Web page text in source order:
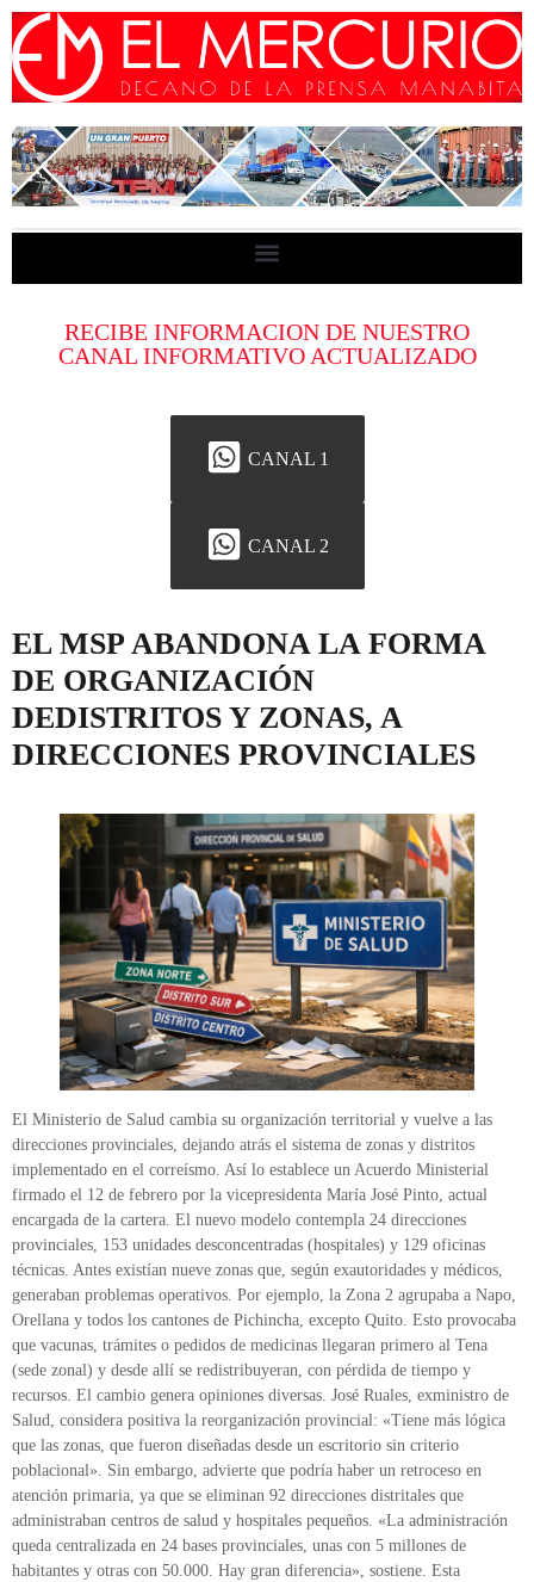
RECIBE INFORMACION DE NUESTRO
CANAL INFORMATIVO ACTUALIZADO
CANAL 1
CANAL 2
EL MSP ABANDONA LA FORMA
DE ORGANIZACIÓN
DEDISTRITOS Y ZONAS, A
DIRECCIONES PROVINCIALES
El Ministerio de Salud cambia su organización territorial y vuelve a las
direcciones provinciales, dejando atrás el sistema de zonas y distritos
implementado en el correísmo. Así lo establece un Acuerdo Ministerial
firmado el 12 de febrero por la vicepresidenta María José Pinto, actual
encargada de la cartera. El nuevo modelo contempla 24 direcciones
provinciales, 153 unidades desconcentradas (hospitales) y 129 oficinas
técnicas. Antes existían nueve zonas que, según exautoridades y médicos,
generaban problemas operativos. Por ejemplo, la Zona 2 agrupaba a Napo,
Orellana y todos los cantones de Pichincha, excepto Quito. Esto provocaba
que vacunas, trámites o pedidos de medicinas llegaran primero al Tena
(sede zonal) y desde allí se redistribuyeran, con pérdida de tiempo y
recursos. El cambio genera opiniones diversas. José Ruales, exministro de
Salud, considera positiva la reorganización provincial: «Tiene más lógica
que las zonas, que fueron diseñadas desde un escritorio sin criterio
poblacional». Sin embargo, advierte que podría haber un retroceso en
atención primaria, ya que se eliminan 92 direcciones distritales que
administraban centros de salud y hospitales pequeños. «La administración
queda centralizada en 24 bases provinciales, unas con 5 millones de
habitantes y otras con 50.000. Hay gran diferencia», sostiene. Esta